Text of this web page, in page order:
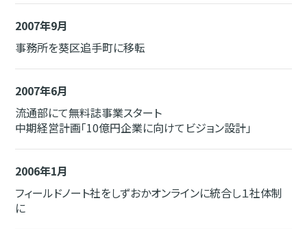
2007年9月
事務所を葵区追手町に移転
2007年6月
流通部にて無料誌事業スタート
中期経営計画「10億円企業に向けてビジョン設計」
2006年1月
フィールドノート社をしずおかオンラインに統合し１社体制
に